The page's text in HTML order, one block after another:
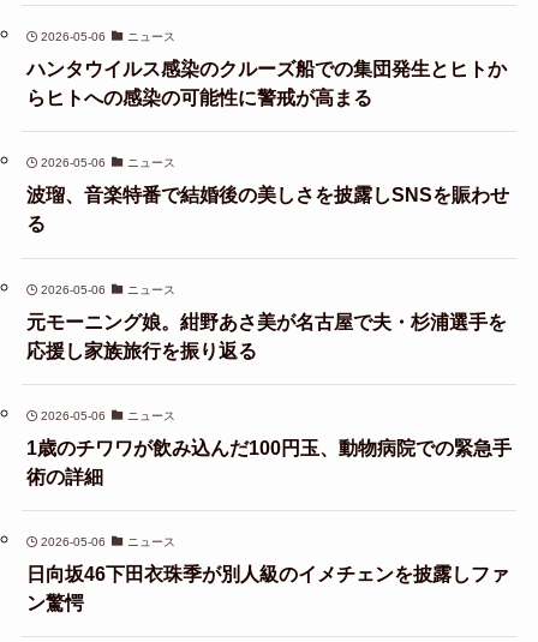
2026-05-06 ニュース
ハンタウイルス感染のクルーズ船での集団発生とヒトか
らヒトへの感染の可能性に警戒が高まる
2026-05-06 ニュース
波瑠、音楽特番で結婚後の美しさを披露しSNSを賑わせ
る
2026-05-06 ニュース
元モーニング娘。紺野あさ美が名古屋で夫・杉浦選手を
応援し家族旅行を振り返る
2026-05-06 ニュース
1歳のチワワが飲み込んだ100円玉、動物病院での緊急手
術の詳細
2026-05-06 ニュース
日向坂46下田衣珠季が別人級のイメチェンを披露しファ
ン驚愕